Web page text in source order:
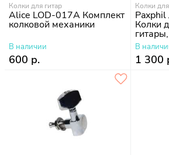
Колки для гитар
Alice LOD-017A Комплект
колковой механики
В наличии
600 р.
Колки
Колки
В
1 300